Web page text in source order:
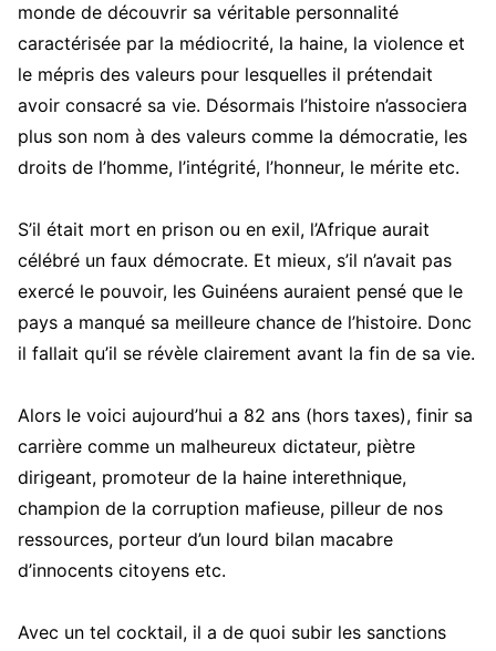
monde de découvrir sa véritable personnalité
caractérisée par la médiocrité, la haine, la violence et
le mépris des valeurs pour lesquelles il prétendait
avoir consacré sa vie. Désormais l’histoire n’associera
plus son nom à des valeurs comme la démocratie, les
droits de l’homme, l’intégrité, l’honneur, le mérite etc.
S’il était mort en prison ou en exil, l’Afrique aurait
célébré un faux démocrate. Et mieux, s’il n’avait pas
exercé le pouvoir, les Guinéens auraient pensé que le
pays a manqué sa meilleure chance de l’histoire. Donc
il fallait qu’il se révèle clairement avant la fin de sa vie.
Alors le voici aujourd’hui a 82 ans (hors taxes), finir sa
carrière comme un malheureux dictateur, piètre
dirigeant, promoteur de la haine interethnique,
champion de la corruption mafieuse, pilleur de nos
ressources, porteur d’un lourd bilan macabre
d’innocents citoyens etc.
Avec un tel cocktail, il a de quoi subir les sanctions